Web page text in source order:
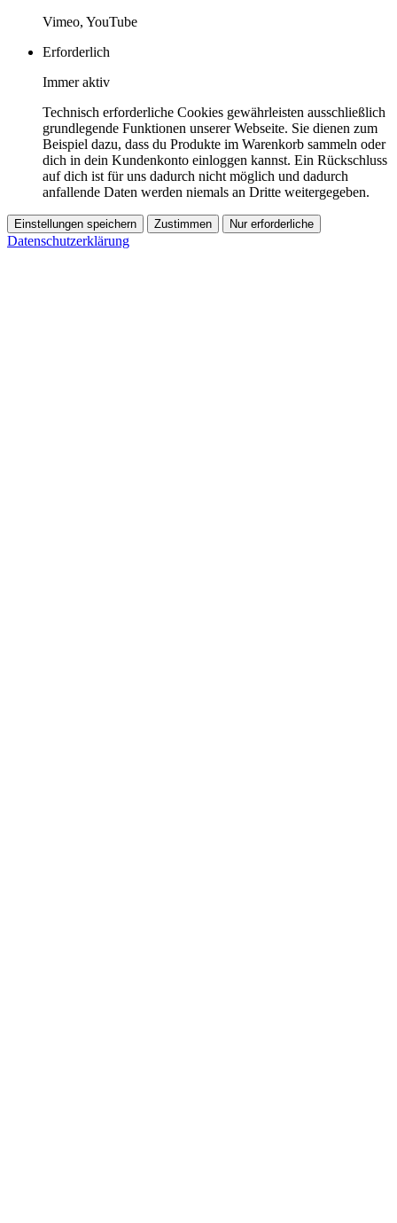
Vimeo, YouTube
Erforderlich
Immer aktiv
Technisch erforderliche Cookies gewährleisten ausschließlich
grundlegende Funktionen unserer Webseite. Sie dienen zum
Beispiel dazu, dass du Produkte im Warenkorb sammeln oder
dich in dein Kundenkonto einloggen kannst. Ein Rückschluss
auf dich ist für uns dadurch nicht möglich und dadurch
anfallende Daten werden niemals an Dritte weitergegeben.
Einstellungen speichern Zustimmen Nur erforderliche
Datenschutzerklärung